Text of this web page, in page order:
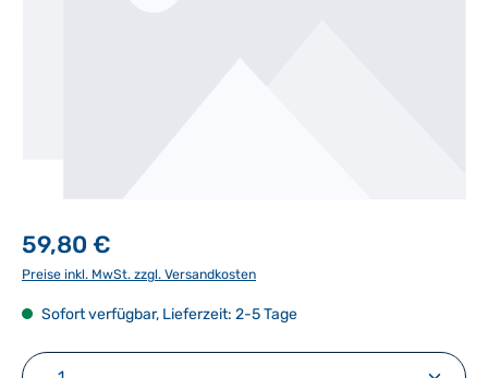
59,80 €
Preise inkl. MwSt. zzgl. Versandkosten
Sofort verfügbar, Lieferzeit: 2-5 Tage
Produkt Anzahl: Gib den gewünschten Wert ein